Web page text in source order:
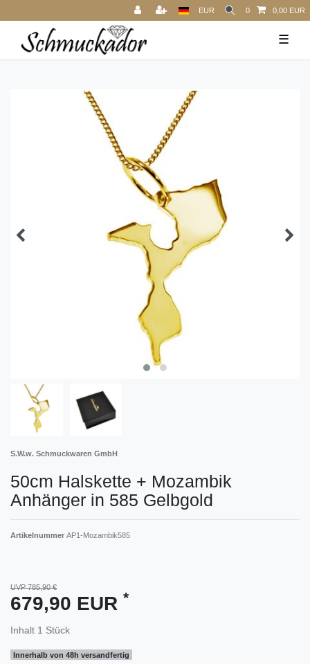
EUR 0 0,00 EUR
☰
S.W.w. Schmuckwaren GmbH
50cm Halskette + Mozambik
Anhänger in 585 Gelbgold
Artikelnummer AP1-Mozambik585
UVP 785,90 €
679,90 EUR *
Inhalt 1 Stück
Innerhalb von 48h versandfertig